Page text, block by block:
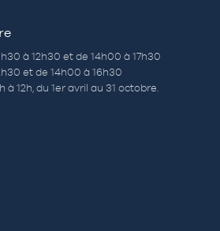
à 12h30 et de 14h00 à 17h30
et de 14h00 à 16h30
12h, du 1er avril au 31 octobre.